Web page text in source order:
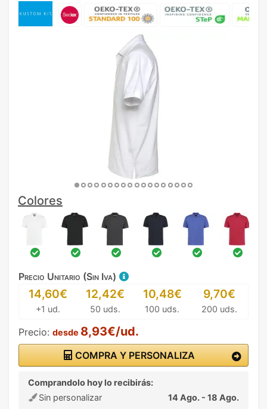
Colores
Precio Unitario (Sin Iva)
14,60€
+1 ud.
12,42€
50 uds.
10,48€
100 uds.
9,70€
200 uds.
Precio: desde 8,93€/ud.
COMPRA Y PERSONALIZA
Comprandolo hoy lo recibirás:
Sin personalizar
14 Ago. - 18 Ago.